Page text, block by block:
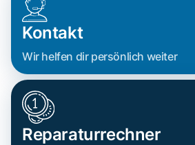
Kontakt
Wir helfen dir persönlich weiter
Reparaturrechner